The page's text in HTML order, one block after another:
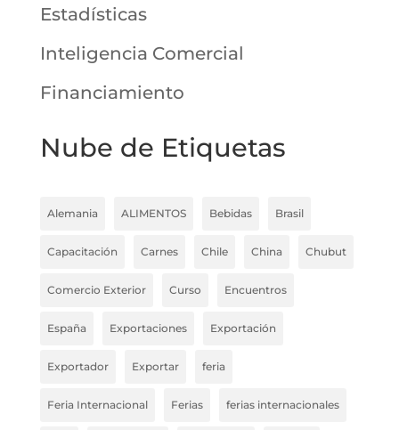
Estadísticas
Inteligencia Comercial
Financiamiento
Nube de Etiquetas
Alemania ALIMENTOS Bebidas Brasil
Capacitación Carnes Chile China Chubut
Comercio Exterior Curso Encuentros
España Exportaciones Exportación
Exportador Exportar feria
Feria Internacional Ferias ferias internacionales